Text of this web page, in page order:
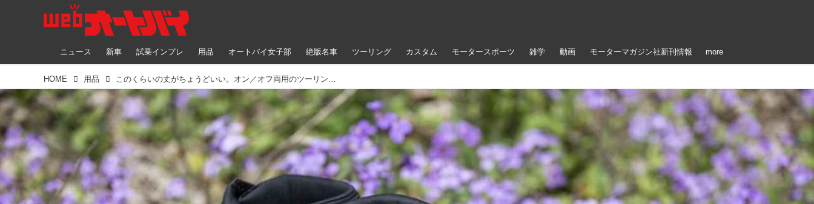
ニュース 新車 試乗インプレ 用品 オートバイ女子部 絶版名車 ツーリング カスタム モータースポーツ 雑学 動画 モーターマガジン社新刊情報 more
HOME 用品 このくらいの丈がちょうどいい。オン／オフ両用のツーリングブーツ、アルパインスターズ・ベリーズ